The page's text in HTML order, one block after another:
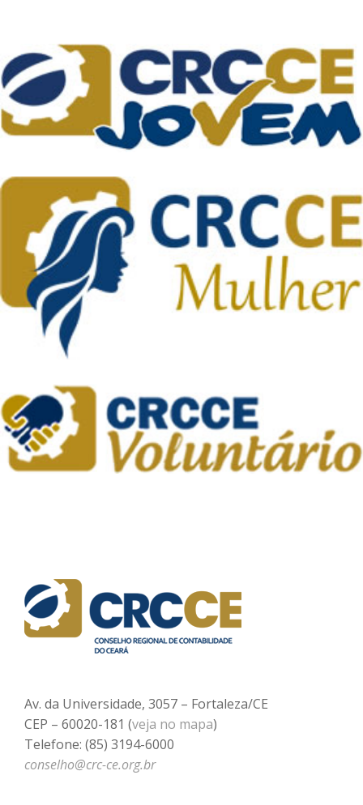
Av. da Universidade, 3057 – Fortaleza/CE
CEP – 60020-181 (veja no mapa)
Telefone: (85) 3194-6000
conselho@crc-ce.org.br